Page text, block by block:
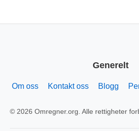
Generelt
Om oss Kontakt oss Blogg
© 2026 Omregner.org. Alle rettigheter